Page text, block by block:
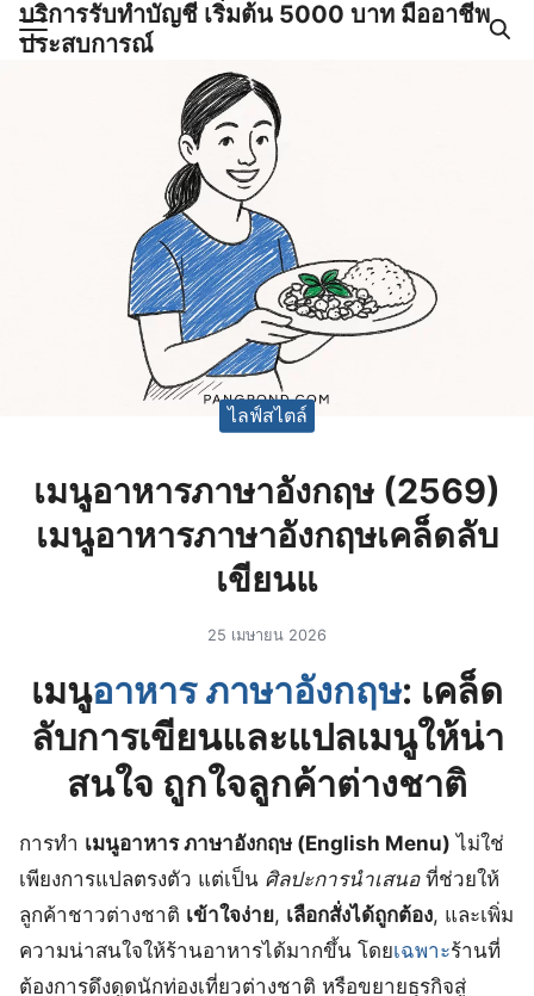
Skipบริการรับทำบัญชี เริ่มต้น 5000 บาท มืออาชีพ
ประสบการณ์
ญชีและภาษีครบวงจร |
ไลฟ์สไตล์
เมนูอาหารภาษาอังกฤษ (2569)
เมนูอาหารภาษาอังกฤษเคล็ดลับ
เขียนแ
25 เมษายน 2026
เมนูอาหาร ภาษาอังกฤษ: เคล็ด
ลับการเขียนและแปลเมนูให้น่า
สนใจ ถูกใจลูกค้าต่างชาติ
การทำ เมนูอาหาร ภาษาอังกฤษ (English Menu) ไม่ใช่
เพียงการแปลตรงตัว แต่เป็น ศิลปะการนำเสนอที่ช่วยให้
ลูกค้าชาวต่างชาติ เข้าใจง่าย, เลือกสั่งได้ถูกต้อง, และเพิ่ม
ความน่าสนใจให้ร้านอาหารได้มากขึ้น โดยเฉพาะร้านที่
ต้องการดึงดูดนักท่องเที่ยวต่างชาติ หรือขยายธุรกิจสู่